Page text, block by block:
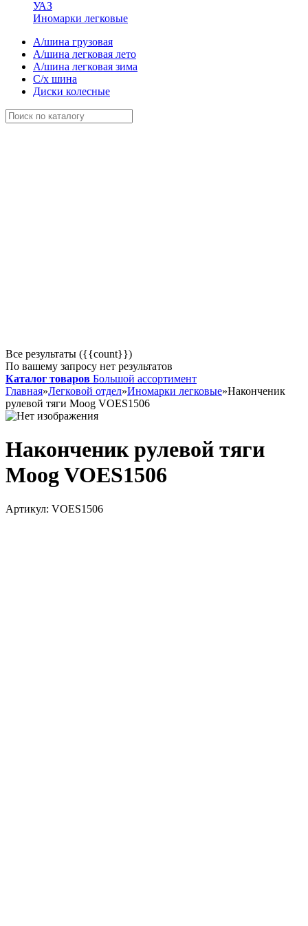
УАЗ
Иномарки легковые
А/шина грузовая
А/шина легковая лето
А/шина легковая зима
С/х шина
Диски колесные
Все результаты ({{count}})
По вашему запросу нет результатов
Каталог товаров Большой ассортимент
Главная»Легковой отдел»Иномарки легковые»Наконченик
рулевой тяги Moog VOES1506
Наконченик рулевой тяги
Moog VOES1506
Артикул: VOES1506